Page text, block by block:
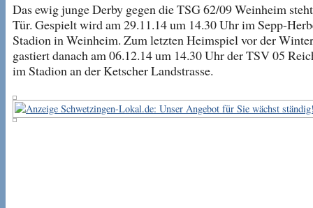
Das ewig junge Derby gegen die TSG 62/09 Weinheim
Tür. Gespielt wird am 29.11.14 um 14.30 Uhr im Sepp-
Stadion in Weinheim. Zum letzten Heimspiel vor der
gastiert danach am 06.12.14 um 14.30 Uhr der TSV 05
im Stadion an der Ketscher Landstrasse.